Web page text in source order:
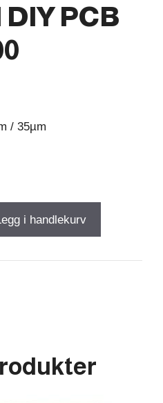
PCB
/ 35µm
i handlekurv